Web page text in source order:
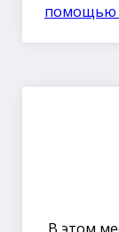
помощью